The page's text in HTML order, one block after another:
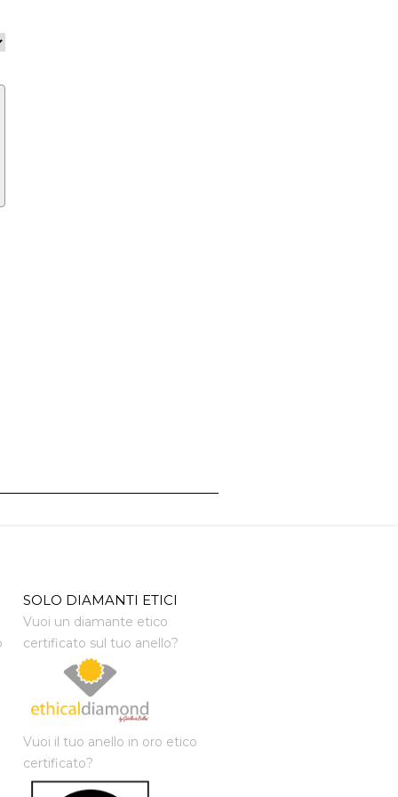
SOLO DIAMANTI ETICI
Vuoi un diamante etico
certificato sul tuo anello?
Vuoi il tuo anello in oro etico
certificato?